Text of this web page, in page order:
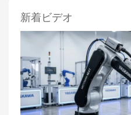
新着ビデオ